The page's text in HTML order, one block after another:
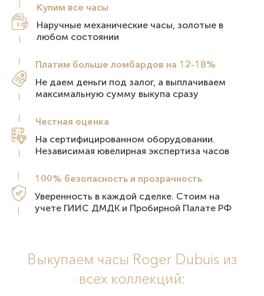
Купим все часы
Наручные механические часы, золотые в
любом состоянии
Платим больше ломбардов на 12-18%
Не даем деньги под залог, а выплачиваем
максимальную сумму выкупа сразу
Честная оценка
На сертифицированном оборудовании.
Независимая ювелирная экспертиза часов
100% безопасность и прозрачность
Уверенность в каждой сделке. Стоим на
учете ГИИС ДМДК и Пробирной Палате РФ
Выкупаем часы Roger Dubuis из
всех коллекций: